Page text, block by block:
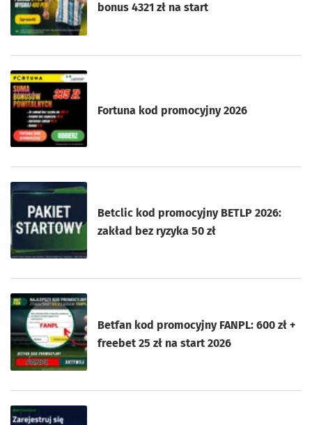
bonus 4321 zł na start
Fortuna kod promocyjny 2026
Betclic kod promocyjny BETLP 2026:
zakład bez ryzyka 50 zł
Betfan kod promocyjny FANPL: 600 zł +
freebet 25 zł na start 2026